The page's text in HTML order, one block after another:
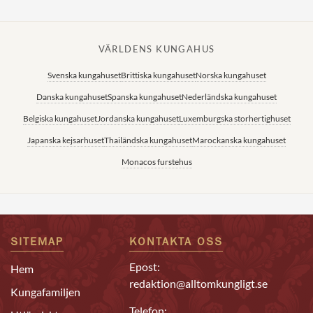
VÄRLDENS KUNGAHUS
Svenska kungahusetBrittiska kungahusetNorska kungahuset
Danska kungahusetSpanska kungahusetNederländska kungahuset
Belgiska kungahusetJordanska kungahusetLuxemburgska storhertighuset
Japanska kejsarhusetThailändska kungahusetMarockanska kungahuset
Monacos furstehus
SITEMAP
Hem
Kungafamiljen
KONTAKTA OSS
Epost:
redaktion@alltomkungligt.se